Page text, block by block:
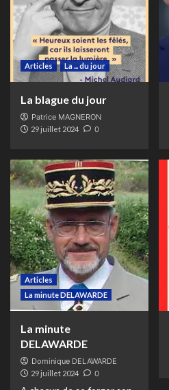
Articles La ... du jour
La blague du jour
Patrice MAGNERON
29 juillet 2024 0
Articles
La minute DELAWARDE
La minute
DELAWARDE
Dominique DELAWARDE
29 juillet 2024 0